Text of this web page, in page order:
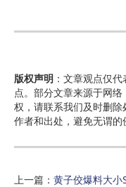
版权声明 ：文章观点仅
点。部分文章来源于网
权，请联系我们及时删除
作者和出处，避免无谓的
上一篇： 黄子佼爆料大小